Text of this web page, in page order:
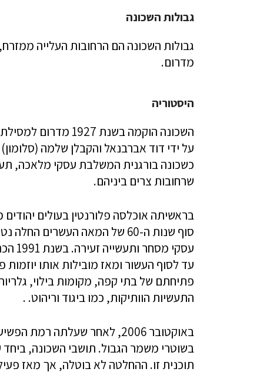
גבולות השכונה
גבולות השכונה הם הרחובות העלייה
מדרום.
היסטוריה
השכונה הוקמה בשנת
על ידי דוד אברבנאל והקבלן שלמה
שרחובות צרים ביניהם.
בראשיתה אוכלסה פלורנטין בעולים יהודים
סוף שנות ה-60 של המאה
עד לסוף העשור ומאז מובילות אותו יוזמות
פתיחתם של בתי קפה, מקומות בילוי,
התעשיות הוותיקות, כמו ביגוד וריהוט. .
באוקטובר 2006, לאחר שעלתה
בשוטרי משמר הגבול. תושבי השכונה, ביחד
תוכנית זו. ההחלטה לא בוטלה, אך מאז